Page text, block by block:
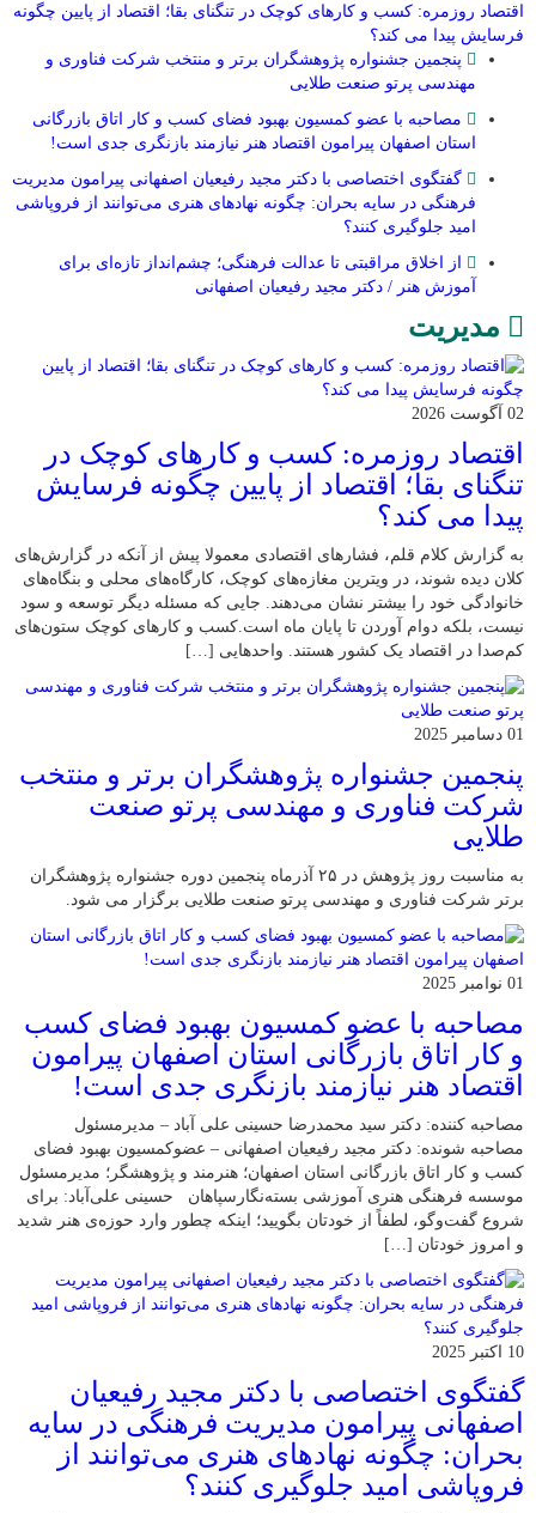
اقتصاد روزمره: کسب‌ و کارهای کوچک در تنگنای بقا؛ اقتصاد از پایین چگونه
فرسایش پیدا می کند؟
پنجمین جشنواره پژوهشگران برتر و منتخب شرکت فناوری و
مهندسی پرتو صنعت طلایی
مصاحبه با عضو کمسیون بهبود فضای کسب و کار اتاق بازرگانی
استان اصفهان پیرامون اقتصاد هنر نیازمند بازنگری جدی است!
گفتگوی اختصاصی با دکتر مجید رفیعیان اصفهانی پیرامون مدیریت
فرهنگی در سایه بحران: چگونه نهادهای هنری می‌توانند از فروپاشی
امید جلوگیری کنند؟
از اخلاق مراقبتی تا عدالت فرهنگی؛ چشم‌انداز تازه‌ای برای
آموزش هنر / دکتر مجید رفیعیان اصفهانی
مدیریت
02 آگوست 2026
اقتصاد روزمره: کسب‌ و کارهای کوچک در
تنگنای بقا؛ اقتصاد از پایین چگونه فرسایش
پیدا می کند؟
به گزارش کلام قلم، فشارهای اقتصادی معمولا پیش از آنکه در گزارش‌های
کلان دیده شوند، در ویترین مغازه‌های کوچک، کارگاه‌های محلی و بنگاه‌های
خانوادگی خود را بیشتر نشان می‌دهند. جایی که مسئله دیگر توسعه و سود
نیست، بلکه دوام آوردن تا پایان ماه است.کسب‌ و کارهای کوچک ستون‌های
کم‌صدا در اقتصاد یک کشور هستند. واحدهایی […]
01 دسامبر 2025
پنجمین جشنواره پژوهشگران برتر و منتخب
شرکت فناوری و مهندسی پرتو صنعت
طلایی
به مناسبت روز پژوهش در ۲۵ آذرماه پنجمین دوره جشنواره پژوهشگران
برتر شرکت فناوری و مهندسی پرتو صنعت طلایی برگزار می شود.
01 نوامبر 2025
مصاحبه با عضو کمسیون بهبود فضای کسب
و کار اتاق بازرگانی استان اصفهان پیرامون
اقتصاد هنر نیازمند بازنگری جدی است!
مصاحبه کننده: دکتر سید محمدرضا حسینی علی آباد – مدیرمسئول
مصاحبه شونده: دکتر مجید رفیعیان اصفهانی – عضوکمسیون بهبود فضای
کسب و کار اتاق بازرگانی استان اصفهان؛ هنرمند و پژوهشگر؛ ‌مدیرمسئول
موسسه فرهنگی هنری آموزشی بسته‌نگارسپاهان حسینی علی‌آباد: برای
شروع گفت‌وگو، لطفاً از خودتان بگویید؛ اینکه چطور وارد حوزه‌ی هنر شدید
و امروز خودتان […]
10 اکتبر 2025
گفتگوی اختصاصی با دکتر مجید رفیعیان
اصفهانی پیرامون مدیریت فرهنگی در سایه
بحران: چگونه نهادهای هنری می‌توانند از
فروپاشی امید جلوگیری کنند؟